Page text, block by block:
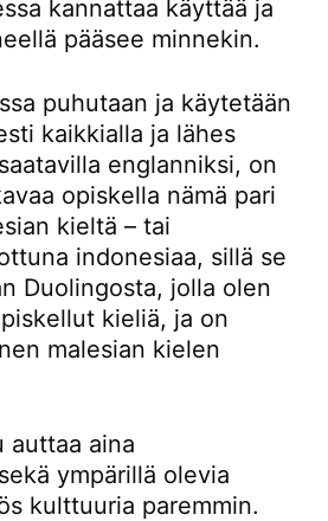
kannattaa käyttää ja
pääsee minnekin.
puhutaan ja käytetään
kaikkialla ja lähes
englanniksi, on
opiskella nämä pari
kieltä – tai
indonesiaa, sillä se
Duolingosta, jolla olen
kieliä, ja on
malesian kielen
auttaa aina
ympärillä olevia
kulttuuria paremmin.